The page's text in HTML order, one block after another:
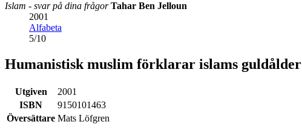
Islam - svar på dina frågor Tahar Ben Jelloun
2001
Alfabeta
5/10
Humanistisk muslim förklarar islams guldålder
Utgiven
2001
ISBN
9150101463
Översättare Mats Löfgren